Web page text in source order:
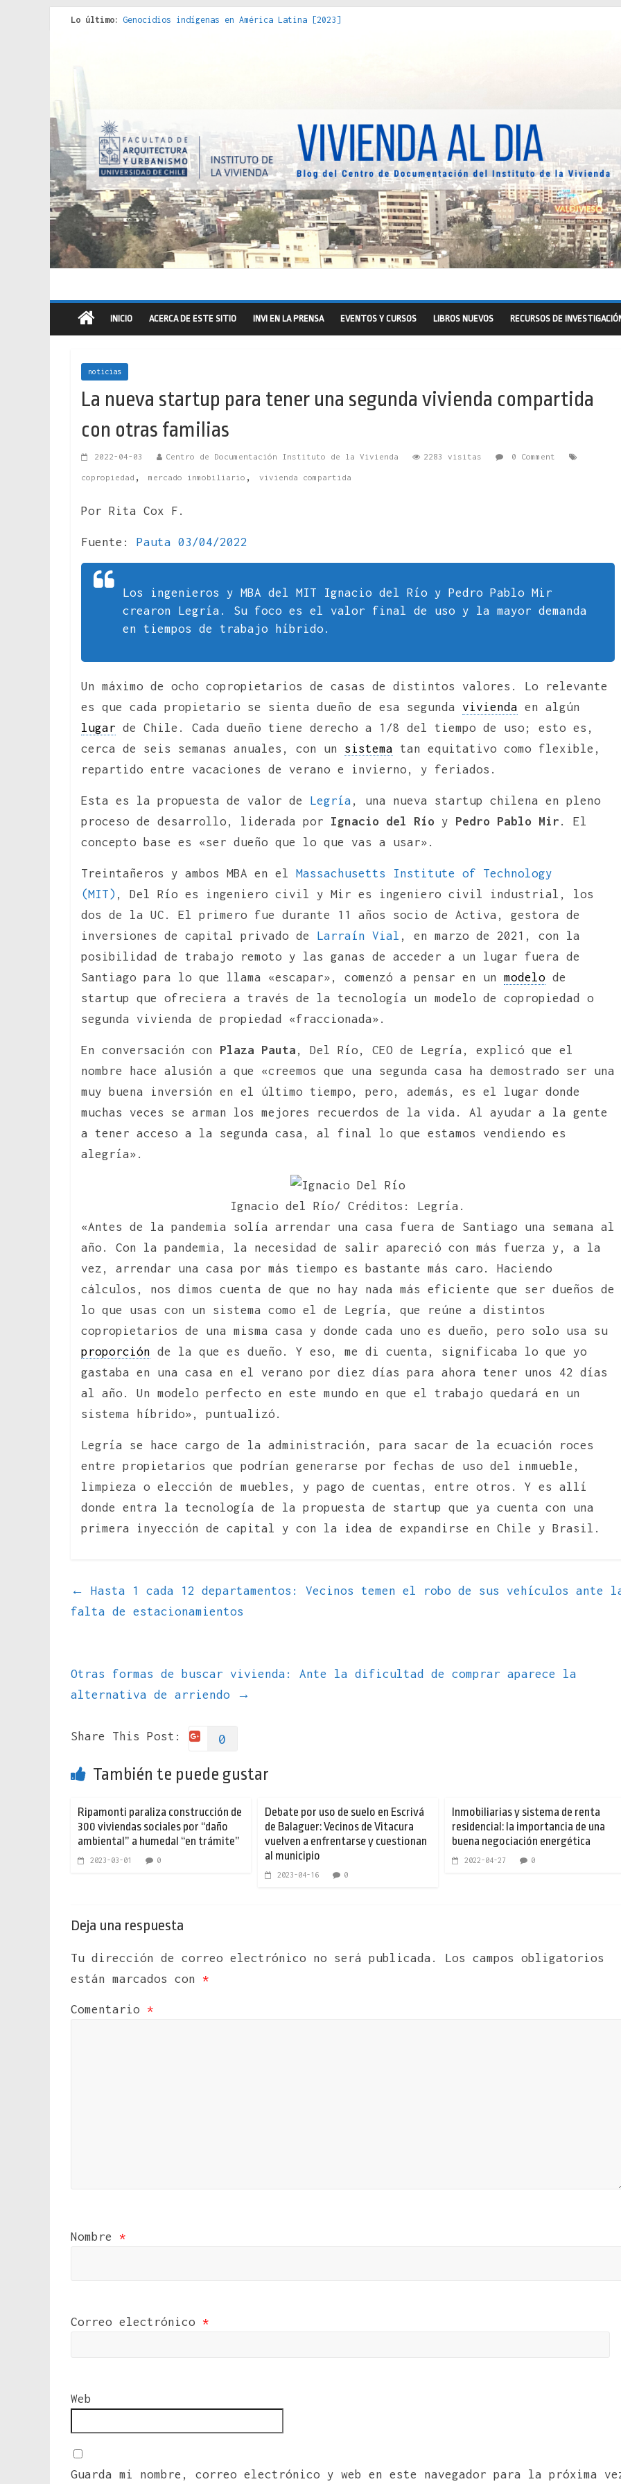
Lo último: Genocidios indígenas en América Latina [2023]
INICIO ACERCA DE ESTE SITIO INVI EN LA PRENSA EVENTOS Y CURSOS LIBROS NUEVOS RECURSOS DE
noticias
La nueva startup para tener una segunda vivienda compartida
con otras familias
2022-04-03 Centro de Documentación Instituto de la Vivienda 2283 visitas 0 Comment
copropiedad , mercado inmobiliario , vivienda compartida
Por Rita Cox F.
Fuente: Pauta 03/04/2022
Los ingenieros y MBA del MIT Ignacio del Río y Pedro Pablo Mir
crearon Legría. Su foco es el valor final de uso y la mayor demanda
en tiempos de trabajo híbrido.
Un máximo de ocho copropietarios de casas de distintos valores. Lo relevante
es que cada propietario se sienta dueño de esa segunda vivienda en algún
lugar de Chile. Cada dueño tiene derecho a 1/8 del tiempo de uso; esto es,
cerca de seis semanas anuales, con un sistema tan equitativo como flexible,
repartido entre vacaciones de verano e invierno, y feriados.
Esta es la propuesta de valor de Legría , una nueva startup chilena en pleno
proceso de desarrollo, liderada por Ignacio del Río y Pedro Pablo Mir . El
concepto base es «ser dueño que lo que vas a usar».
Treintañeros y ambos MBA en el Massachusetts Institute of Technology
(MIT) , Del Río es ingeniero civil y Mir es ingeniero civil industrial, los
dos de la UC. El primero fue durante 11 años socio de Activa, gestora de
inversiones de capital privado de Larraín Vial , en marzo de 2021, con la
posibilidad de trabajo remoto y las ganas de acceder a un lugar fuera de
Santiago para lo que llama «escapar», comenzó a pensar en un modelo de
startup que ofreciera a través de la tecnología un modelo de copropiedad o
segunda vivienda de propiedad «fraccionada».
En conversación con Plaza Pauta , Del Río, CEO de Legría, explicó que el
nombre hace alusión a que «creemos que una segunda casa ha demostrado ser una
muy buena inversión en el último tiempo, pero, además, es el lugar donde
muchas veces se arman los mejores recuerdos de la vida. Al ayudar a la gente
a tener acceso a la segunda casa, al final lo que estamos vendiendo es
alegría».
Ignacio del Río/ Créditos: Legría.
«Antes de la pandemia solía arrendar una casa fuera de Santiago una semana al
año. Con la pandemia, la necesidad de salir apareció con más fuerza y, a la
vez, arrendar una casa por más tiempo es bastante más caro. Haciendo
cálculos, nos dimos cuenta de que no hay nada más eficiente que ser dueños de
lo que usas con un sistema como el de Legría, que reúne a distintos
copropietarios de una misma casa y donde cada uno es dueño, pero solo usa su
proporción de la que es dueño. Y eso, me di cuenta, significaba lo que yo
gastaba en una casa en el verano por diez días para ahora tener unos 42 días
al año. Un modelo perfecto en este mundo en que el trabajo quedará en un
sistema híbrido», puntualizó.
Legría se hace cargo de la administración, para sacar de la ecuación roces
entre propietarios que podrían generarse por fechas de uso del inmueble,
limpieza o elección de muebles, y pago de cuentas, entre otros. Y es allí
donde entra la tecnología de la propuesta de startup que ya cuenta con una
primera inyección de capital y con la idea de expandirse en Chile y Brasil.
←
Hasta 1 cada 12 departamentos: Vecinos temen el robo de sus vehículos ante
falta de estacionamientos
Otras formas de buscar vivienda: Ante la dificultad de comprar aparece la
alternativa de arriendo
→
Share This Post: 0
También te puede gustar
Ripamonti paraliza construcción de
300 viviendas sociales por “daño
ambiental” a humedal “en trámite”
2023-03-01 0
Debate por uso de suelo en Escrivá
de Balaguer: Vecinos de Vitacura
vuelven a enfrentarse y cuestionan
al municipio
2023-04-16 0
Inmobiliarias y sistema de renta
residencial: la importancia de una
buena negociación energética
2022-04-27 0
Deja una respuesta
Tu dirección de correo electrónico no será publicada.
Los campos obligatorios
están marcados con *
Comentario *
Nombre *
Correo electrónico *
Web
Guarda mi nombre, correo electrónico y web en este navegador para la próxima